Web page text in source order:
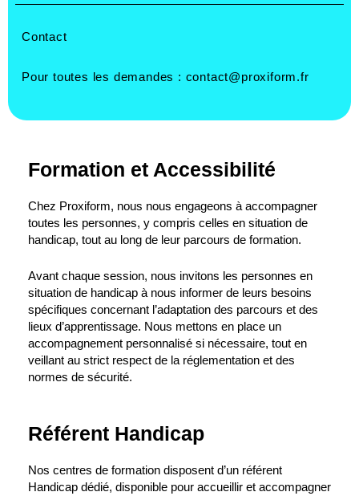
Contact
Pour toutes les demandes : contact@proxiform.fr
Formation et Accessibilité
Chez Proxiform, nous nous engageons à accompagner
toutes les personnes, y compris celles en situation de
handicap, tout au long de leur parcours de formation.
Avant chaque session, nous invitons les personnes en
situation de handicap à nous informer de leurs besoins
spécifiques concernant l’adaptation des parcours et des
lieux d’apprentissage. Nous mettons en place un
accompagnement personnalisé si nécessaire, tout en
veillant au strict respect de la réglementation et des
normes de sécurité.
Référent Handicap
Nos centres de formation disposent d’un référent
Handicap dédié, disponible pour accueillir et accompagner